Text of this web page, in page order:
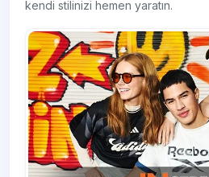
kendi stilinizi hemen yaratın.